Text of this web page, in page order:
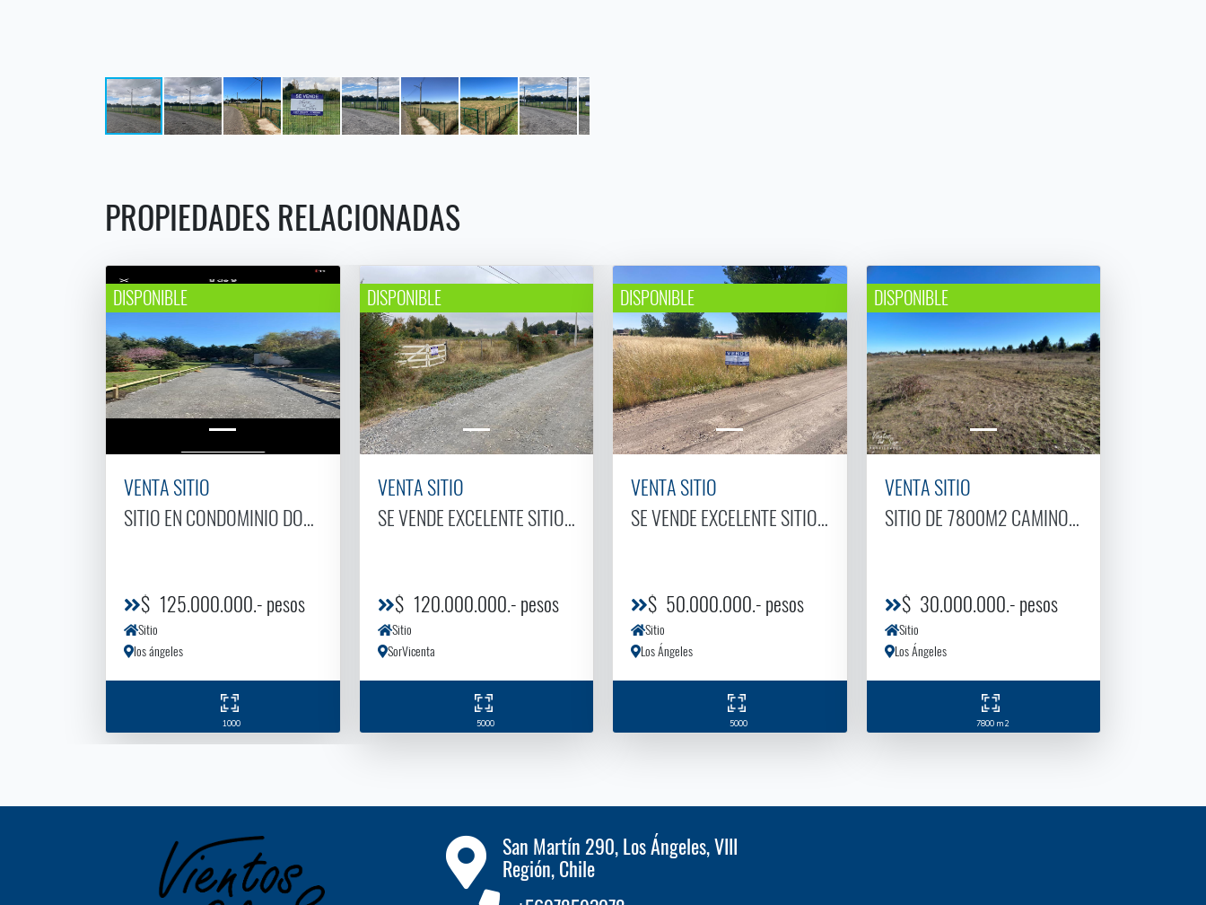
PROPIEDADES RELACIONADAS
DISPONIBLE
VENTA SITIO
SITIO EN CONDOMINIO DOñA ISIDORA DE 1000 M2
$ 125.000.000.- pesos
Sitio
los ángeles
1000
DISPONIBLE
VENTA SITIO
SE VENDE EXCELENTE SITIO EN CONDOMINIO PALO ALTA
$ 120.000.000.- pesos
Sitio
SorVicenta
5000
DISPONIBLE
VENTA SITIO
SE VENDE EXCELENTE SITIO EN COUNTRY SANTA ELIANA|2
$ 50.000.000.- pesos
Sitio
Los Ángeles
5000
DISPONIBLE
VENTA SITIO
SITIO DE 7800M2 CAMINO STA BáRBARA KM
$ 30.000.000.- pesos
Sitio
Los Ángeles
7800 m2
San Martín 290, Los Ángeles, VIII
Región, Chile